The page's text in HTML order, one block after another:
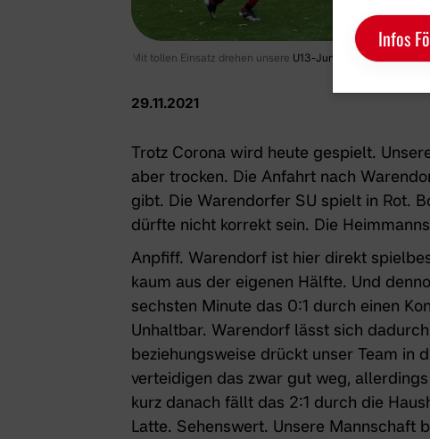
Mit tollen Einsatz drehen unsere U13-Juniorinnen
29.11.2021
Trotz Corona wird heute gespielt.
aber trocken. Die Anfahrt nach
gibt. Die Warendorfer SU spielt in Rot.
dürfte nicht korrekt sein. Die
Anpfiff. Warendorf ist hier direkt
kaum aus der eigenen Hälfte. Und
sechsten Minute das 0:1 durch einen
Unhaltbar. Warendorf lässt sich
beziehungsweise drückt unser Team in
verteidigen das zwar gut weg,
kurz danach fällt das 2:1 durch die
Latte. Sehenswert. Unsere Mannschaft
Infos